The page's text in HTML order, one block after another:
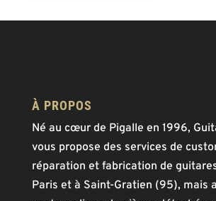
À PROPOS
Né au cœur de Pigalle en 1996,
vous propose des services de
réparation et fabrication de
Paris et à Saint-Gratien (95), mais